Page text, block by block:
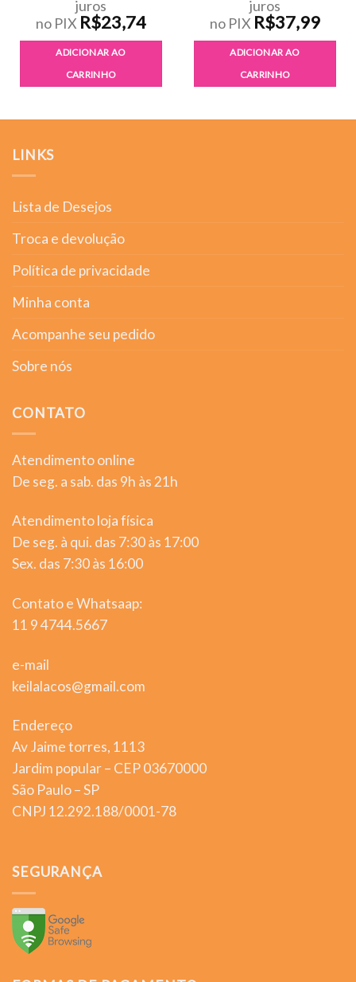
juros
no PIX R$23,74
ADICIONAR AO
CARRINHO
juros
no PIX R$37,99
ADICIONAR AO
CARRINHO
LINKS
Lista de Desejos
Troca e devolução
Política de privacidade
Minha conta
Acompanhe seu pedido
Sobre nós
CONTATO
Atendimento online
De seg. a sab. das 9h às 21h
Atendimento loja física
De seg. à qui. das 7:30 às 17:00
Sex. das 7:30 às 16:00
Contato e Whatsaap:
11 9 4744.5667
e-mail
keilalacos@gmail.com
Endereço
Av Jaime torres, 1113
Jardim popular – CEP 03670000
São Paulo – SP
CNPJ 12.292.188/0001-78
SEGURANÇA